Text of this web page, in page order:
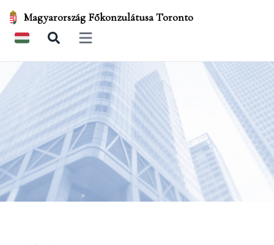
Magyarország Főkonzulátusa Toronto
Open main menu